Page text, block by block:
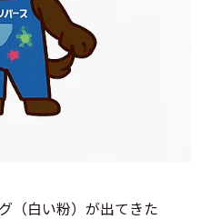
（白い粉）が出てきた